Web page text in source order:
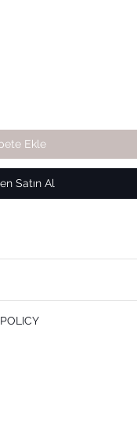
Ekle
Satın Al
case they are dissatisfied with